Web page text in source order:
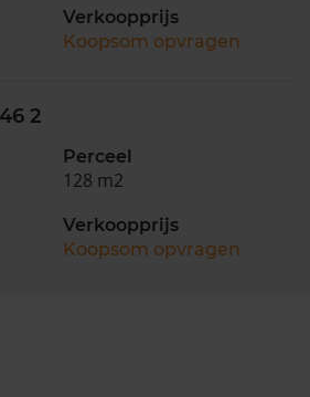
Verkoopprijs
Koopsom opvragen
2
Perceel
128 m2
Verkoopprijs
Koopsom opvragen